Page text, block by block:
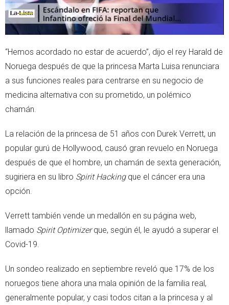
“Hemos acordado no estar de acuerdo”, dijo el rey Harald de
Noruega después de que la princesa Marta Luisa renunciara
a sus funciones reales para centrarse en su negocio de
medicina alternativa con su prometido, un polémico
chamán.
La relación de la princesa de 51 años con Durek Verrett, un
popular gurú de Hollywood, causó gran revuelo en Noruega
después de que el hombre, un chamán de sexta generación,
sugiriera en su libro Spirit Hackingque el cáncer era una
opción.
Verrett también vende un medallón en su página web,
llamado Spirit Optimizerque, según él, le ayudó a superar el
Covid-19.
Un sondeo realizado en septiembre reveló que 17% de los
noruegos tiene ahora una mala opinión de la familia real,
generalmente popular, y casi todos citan a la princesa y al